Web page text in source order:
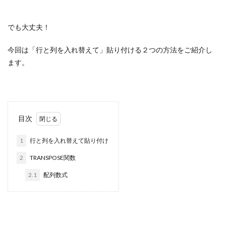
でも大丈夫！
今回は「行と列を入れ替えて」貼り付ける２つの方法をご紹介し
ます。
目次
1 行と列を入れ替えて貼り付け
2 TRANSPOSE関数
2.1 配列数式